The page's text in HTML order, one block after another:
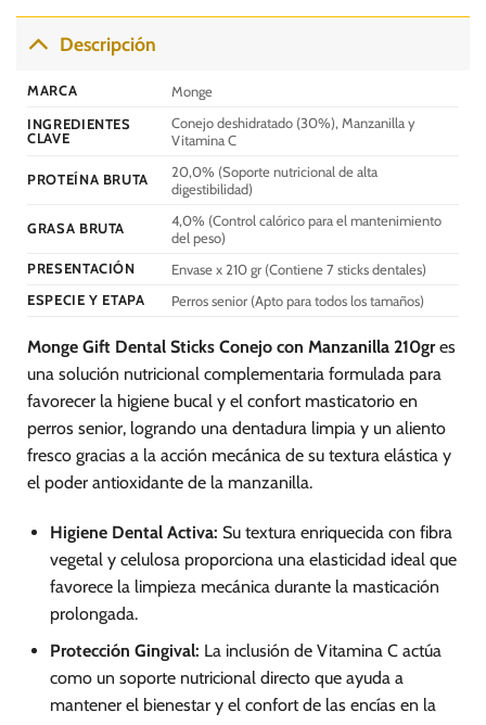
Descripción
MARCA
Monge
INGREDIENTES
CLAVE
Conejo deshidratado (30%), Manzanilla y
Vitamina C
PROTEÍNA BRUTA
20,0% (Soporte nutricional de alta
digestibilidad)
GRASA BRUTA
4,0% (Control calórico para el mantenimiento
del peso)
PRESENTACIÓN
Envase x 210 gr (Contiene 7 sticks dentales)
ESPECIE Y ETAPA
Perros senior (Apto para todos los tamaños)
Monge Gift Dental Sticks Conejo con Manzanilla 210gres
una solución nutricional complementaria formulada para
favorecer la higiene bucal y el confort masticatorio en
perros senior, logrando una dentadura limpia y un aliento
fresco gracias a la acción mecánica de su textura elástica y
el poder antioxidante de la manzanilla.
Higiene Dental Activa: Su textura enriquecida con fibra
vegetal y celulosa proporciona una elasticidad ideal que
favorece la limpieza mecánica durante la masticación
prolongada.
Protección Gingival: La inclusión de Vitamina C actúa
como un soporte nutricional directo que ayuda a
mantener el bienestar y el confort de las encías en la